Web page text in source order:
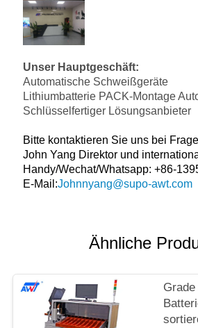
Unser Hauptgeschäft:
Automatische Schweißgeräte
Lithiumbatterie PACK-Montage
Schlüsselfertiger Lösungsanbieter
Bitte kontaktieren Sie uns bei
John Yang Direktor und
Handy/Wechat/Whatsapp: +86-
E-Mail:Johnnyang@supo-awt.com
Ähnliche